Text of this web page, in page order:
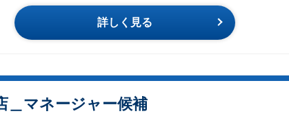
詳しく見る
＿マネージャー候補